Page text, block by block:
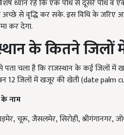
ध्यान रहे कि एक पौधे से दूसरे पौधे व
अच्छे से वृद्धि कर सके. इस विधि के
कर देगा.
के कितने जिलों
पता चला है कि राजस्थान के कई जिलों में
12जिलों में खजूर की खेती (date palm
नाम
चूरू, जैसलमेर, सिरोही, श्रीगंगानगर,